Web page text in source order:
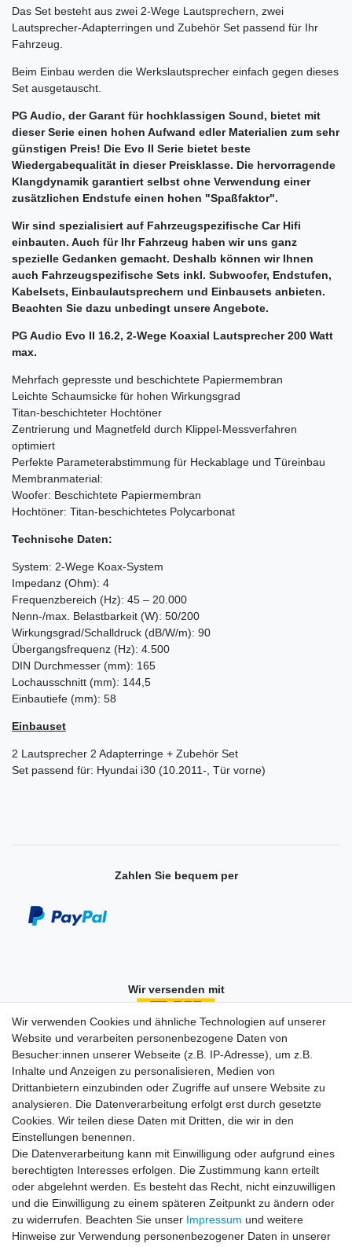
Das Set besteht aus zwei 2-Wege Lautsprechern, zwei
Lautsprecher-Adapterringen und Zubehör Set passend für Ihr
Fahrzeug.
Beim Einbau werden die Werkslautsprecher einfach gegen dieses
Set ausgetauscht.
PG Audio, der Garant für hochklassigen Sound, bietet mit
dieser Serie einen hohen Aufwand edler Materialien zum sehr
günstigen Preis! Die Evo II Serie bietet beste
Wiedergabequalität in dieser Preisklasse. Die hervorragende
Klangdynamik garantiert selbst ohne Verwendung einer
zusätzlichen Endstufe einen hohen "Spaßfaktor".
Wir sind spezialisiert auf Fahrzeugspezifische Car Hifi
einbauten. Auch für Ihr Fahrzeug haben wir uns ganz
spezielle Gedanken gemacht. Deshalb können wir Ihnen
auch Fahrzeugspezifische Sets inkl. Subwoofer, Endstufen,
Kabelsets, Einbaulautsprechern und Einbausets anbieten.
Beachten Sie dazu unbedingt unsere Angebote.
PG Audio Evo II 16.2, 2-Wege Koaxial Lautsprecher 200 Watt
max.
Mehrfach gepresste und beschichtete Papiermembran
Leichte Schaumsicke für hohen Wirkungsgrad
Titan-beschichteter Hochtöner
Zentrierung und Magnetfeld durch Klippel-Messverfahren
optimiert
Perfekte Parameterabstimmung für Heckablage und Türeinbau
Membranmaterial:
Woofer: Beschichtete Papiermembran
Hochtöner: Titan-beschichtetes Polycarbonat
Technische Daten:
System: 2-Wege Koax-System
Impedanz (Ohm): 4
Frequenzbereich (Hz): 45 – 20.000
Nenn-/max. Belastbarkeit (W): 50/200
Wirkungsgrad/Schalldruck (dB/W/m): 90
Übergangsfrequenz (Hz): 4.500
DIN Durchmesser (mm): 165
Lochausschnitt (mm): 144,5
Einbautiefe (mm): 58
Einbauset
2 Lautsprecher 2 Adapterringe + Zubehör Set
Set passend für: Hyundai i30 (10.2011-, Tür vorne)
Zahlen Sie bequem per
Wir versenden mit
Einkaufen
Zahlungsarten
Versandarten & -kosten
Widerrufsrecht
Warenkorb
Zur Kasse
Vertrag widerrufen
Mein Konto
Wir verwenden Cookies und ähnliche Technologien auf unserer
Website und verarbeiten personenbezogene Daten von
Besucher:innen unserer Webseite (z.B. IP-Adresse), um z.B.
Inhalte und Anzeigen zu personalisieren, Medien von
Drittanbietern einzubinden oder Zugriffe auf unsere Website zu
analysieren. Die Datenverarbeitung erfolgt erst durch gesetzte
Cookies. Wir teilen diese Daten mit Dritten, die wir in den
Einstellungen benennen.
Die Datenverarbeitung kann mit Einwilligung oder aufgrund eines
berechtigten Interesses erfolgen. Die Zustimmung kann erteilt
oder abgelehnt werden. Es besteht das Recht, nicht einzuwilligen
und die Einwilligung zu einem späteren Zeitpunkt zu ändern oder
zu widerrufen. Beachten Sie unser Impressum und weitere
Hinweise zur Verwendung personenbezogener Daten in unserer